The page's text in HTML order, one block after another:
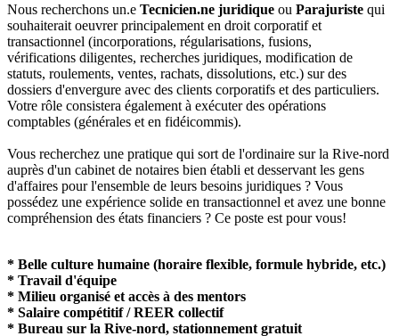
Nous recherchons un.e Tecnicien.ne juridique ou Parajuriste qui
souhaiterait oeuvrer principalement en droit corporatif et
transactionnel (incorporations, régularisations, fusions,
vérifications diligentes, recherches juridiques, modification de
statuts, roulements, ventes, rachats, dissolutions, etc.) sur des
dossiers d'envergure avec des clients corporatifs et des particuliers.
Votre rôle consistera également à exécuter des opérations
comptables (générales et en fidéicommis).
Vous recherchez une pratique qui sort de l'ordinaire sur la Rive-nord
auprès d'un cabinet de notaires bien établi et desservant les gens
d'affaires pour l'ensemble de leurs besoins juridiques ? Vous
possédez une expérience solide en transactionnel et avez une bonne
compréhension des états financiers ? Ce poste est pour vous!
* Belle culture humaine (horaire flexible, formule hybride, etc.)
* Travail d'équipe
* Milieu organisé et accès à des mentors
* Salaire compétitif / REER collectif
* Bureau sur la Rive-nord, stationnement gratuit